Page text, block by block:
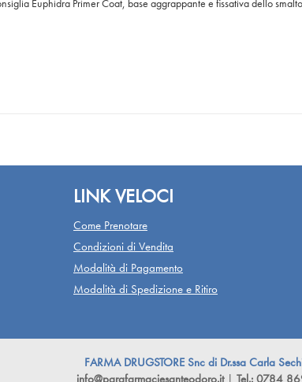
LINK VELOCI
Come Prenotare
Condizioni di Vendita
Modalità di Pagamento
Modalità di Spedizione e Ritiro
FARMA DRUGSTORE Snc di Dr.ssa Carla
info@parafarmaciesanteodoro.it| Tel.: 0784